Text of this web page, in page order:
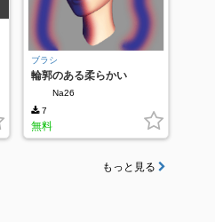
ブラシ
輪郭のある柔らかい
Na26
7
無料
もっと見る